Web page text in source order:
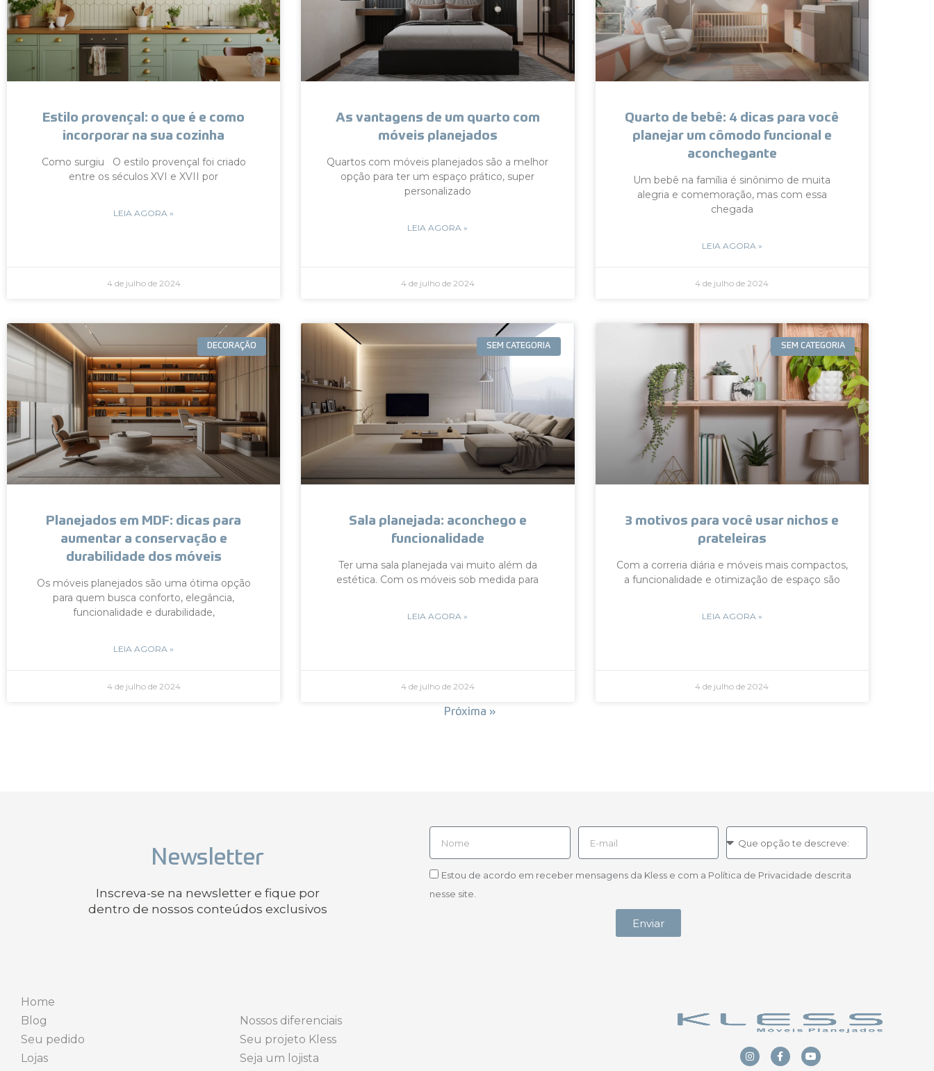
Estilo provençal: o que é e como
incorporar na sua cozinha
Como surgiu O estilo provençal foi criado
entre os séculos XVI e XVII por
LEIA AGORA »
4 de julho de 2024
As vantagens de um quarto com
móveis planejados
Quartos com móveis planejados são a melhor
opção para ter um espaço prático, super
personalizado
LEIA AGORA »
4 de julho de 2024
Quarto de bebê: 4 dicas para você
planejar um cômodo funcional e
aconchegante
Um bebê na família é sinônimo de muita
alegria e comemoração, mas com essa
chegada
LEIA AGORA »
4 de julho de 2024
DECORAÇÃO
Planejados em MDF: dicas para
aumentar a conservação e
durabilidade dos móveis
Os móveis planejados são uma ótima opção
para quem busca conforto, elegância,
funcionalidade e durabilidade,
LEIA AGORA »
4 de julho de 2024
SEM CATEGORIA
Sala planejada: aconchego e
funcionalidade
Ter uma sala planejada vai muito além da
estética. Com os móveis sob medida para
LEIA AGORA »
4 de julho de 2024
SEM CATEGORIA
3 motivos para você usar nichos e
prateleiras
Com a correria diária e móveis mais compactos,
a funcionalidade e otimização de espaço são
LEIA AGORA »
4 de julho de 2024
Próxima »
Newsletter
Inscreva-se na newsletter e fique por
dentro de nossos conteúdos exclusivos
Estou de acordo em receber mensagens da Kless e com a Política de Privacidade descrita
nesse site.
Enviar
Home
Blog
Seu pedido
Lojas
Nossos diferenciais
Seu projeto Kless
Seja um lojista